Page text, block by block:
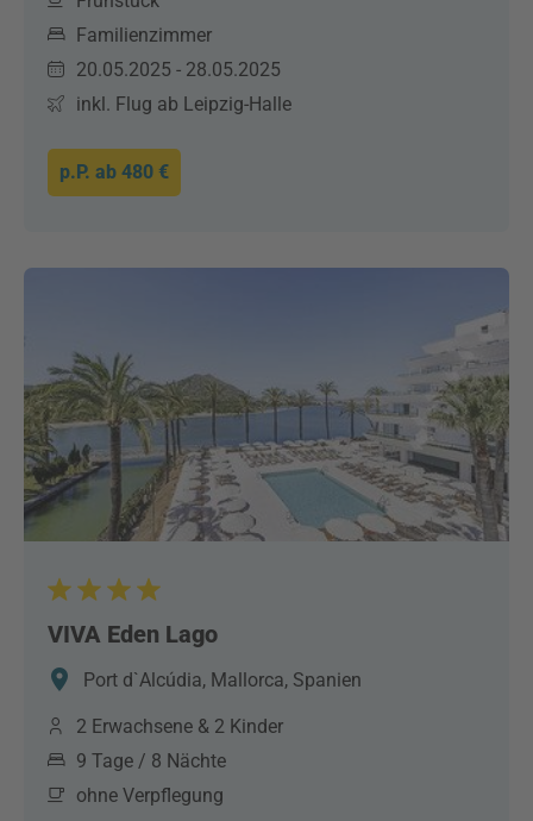
Familienzimmer
20.05.2025 - 28.05.2025
inkl. Flug ab Leipzig-Halle
p.P. ab 480 €
VIVA Eden Lago
Port d`Alcúdia, Mallorca, Spanien
2 Erwachsene & 2 Kinder
9 Tage / 8 Nächte
ohne Verpflegung